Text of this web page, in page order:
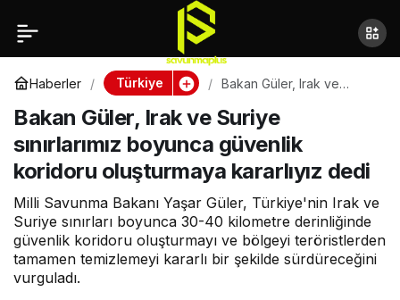
Haberler Türkiye
Bakan Güler, Irak ve
güvenlik koridoru
oluşturmaya kararlıyız
dedi
Bakan Güler, Irak ve Suriye
sınırlarımız boyunca güvenlik
koridoru oluşturmaya kararlıyız dedi
Milli Savunma Bakanı Yaşar Güler, Türkiye'nin Irak ve
Suriye sınırları boyunca 30-40 kilometre derinliğinde
güvenlik koridoru oluşturmayı ve bölgeyi teröristlerden
tamamen temizlemeyi kararlı bir şekilde sürdüreceğini
vurguladı.
Hulusi Akar’dan “3.
Dünya Savaşı”
açıklaması
Paylaş